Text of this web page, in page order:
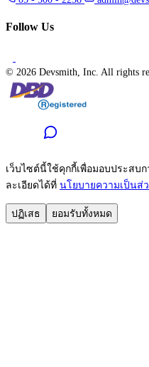
Follow Us
© 2026 Devsmith, Inc. All rights
เว็บไซต์นี้ใช้คุกกี้เพื่อมอบประสบ
ละเอียดได้ที่ นโยบายความเป็นส่
ปฏิเสธ ยอมรับทั้งหมด